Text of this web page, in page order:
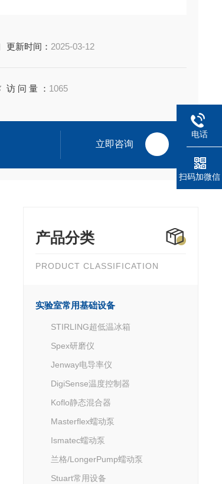
更新时间： 2025-03-12
访 问 量 ： 1065
立即咨询
产品分类
PRODUCT CLASSIFICATION
实验室常用基础设备
STIRLING超低温冰箱
Spex研磨仪
Jenway电导率仪
DigiSense温度控制器
Koflo静态混合器
Masterflex蠕动泵
Ismatec蠕动泵
兰格/LongerPump蠕动泵
Stuart常用设备
电话
扫码加微信